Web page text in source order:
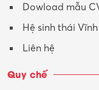
Dowload mẫu
Hệ sinh thái
Liên hệ
Quy chế